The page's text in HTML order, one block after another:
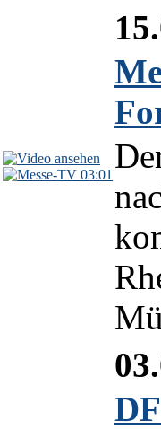
03:01